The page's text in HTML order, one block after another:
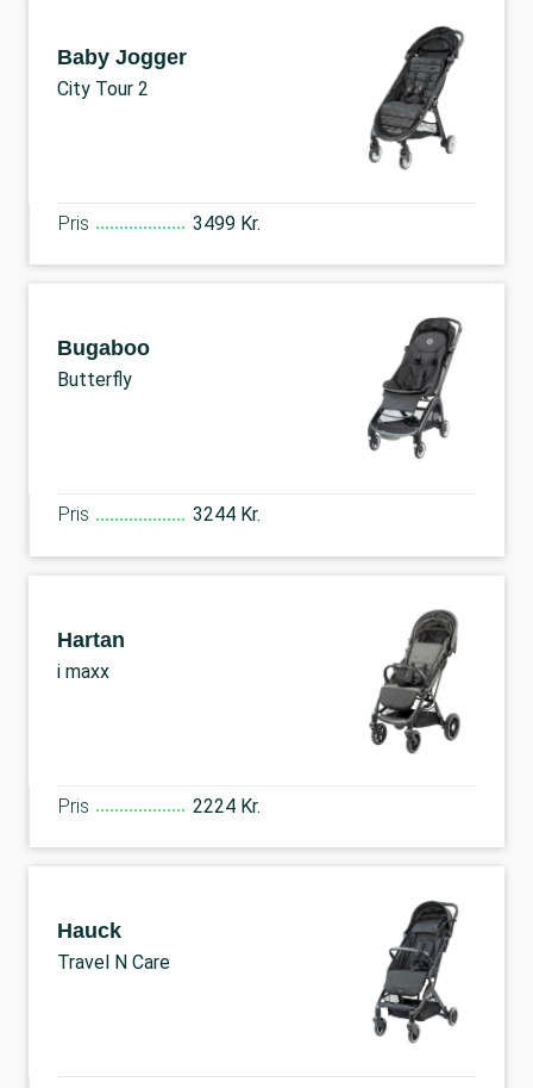
Baby Jogger
City Tour 2
Pris 3499 Kr.
Bugaboo
Butterfly
Pris 3244 Kr.
Hartan
i maxx
Pris 2224 Kr.
Hauck
Travel N Care